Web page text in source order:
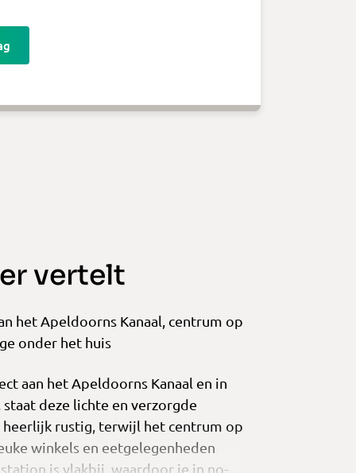
vertelt
het Apeldoorns Kanaal, centrum op
onder het huis
aan het Apeldoorns Kanaal en in
deze lichte en verzorgde
rustig, terwijl het centrum op
winkels en eetgelegenheden
is vlakbij, waardoor je in no-